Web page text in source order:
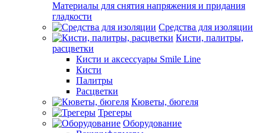
Материалы для снятия напряжения и придания
гладкости
Средства для изоляции
Кисти, палитры,
расцветки
Кисти и аксессуары Smile Line
Кисти
Палитры
Расцветки
Кюветы, бюгеля
Трегеры
Оборудование